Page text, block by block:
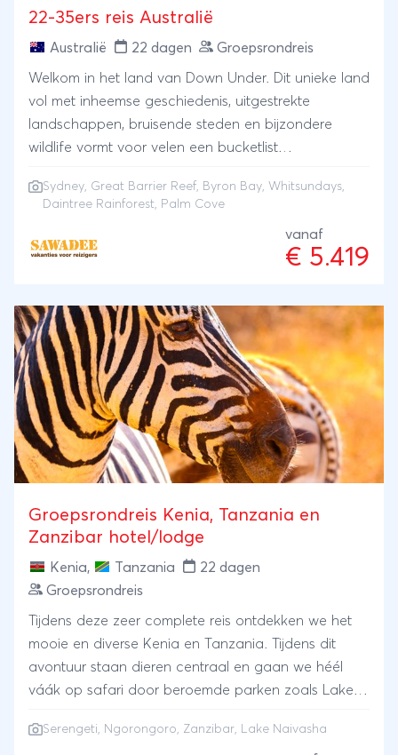
22-35ers reis Australië
Australië 22 dagen Groepsrondreis
Welkom in het land van Down Under. Dit unieke land
vol met inheemse geschiedenis, uitgestrekte
landschappen, bruisende steden en bijzondere
wildlife vormt voor velen een bucketlist
vrije dagen hebt om de stad te leren kennen. Vanuit
hier surfen en kajakken. We hebben een uniek
verblijf op een zeilboot om de Whitsundays te
Barrier Reef. We bezoeken het eeuwenoude
Daintree regenwoud. Om de reis goed af te sluiten
eindigen we in het paradijselijke Palm Cove.
Sydney, Great Barrier Reef, Byron Bay, Whitsundays,
Daintree Rainforest, Palm Cove
vanaf
€ 5.419
Groepsrondreis Kenia, Tanzania en
Zanzibar hotel/lodge
Kenia, Tanzania
22 dagen
Groepsrondreis
Tijdens deze zeer complete reis ontdekken we het
mooie en diverse Kenia en Tanzania. Tijdens dit
avontuur staan dieren centraal en gaan we héél
váák op safari door beroemde parken zoals Lake
Maar het is niet alleen natuur. Je maakt ook kennis
Serengeti, Ngorongoro, Zanzibar, Lake Naivasha